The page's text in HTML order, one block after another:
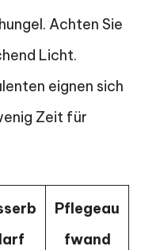
Achten Sie
Licht.
eignen sich
Zeit für
Pflegeau
fwand